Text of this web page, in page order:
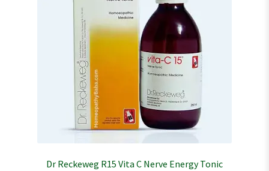
Dr Reckeweg R15 Vita C Nerve Energy Tonic